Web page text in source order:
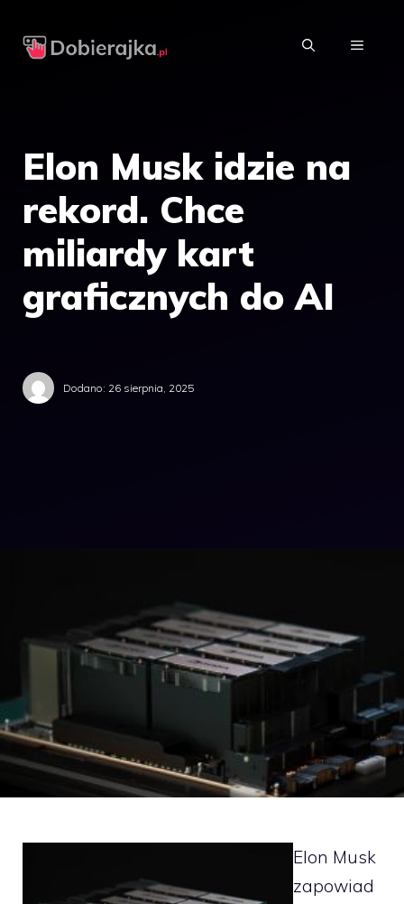
MENU
Elon Musk idzie na
rekord. Chce
miliardy kart
graficznych do AI
Dodano: 26 sierpnia, 2025
Elon Musk
zapowiad